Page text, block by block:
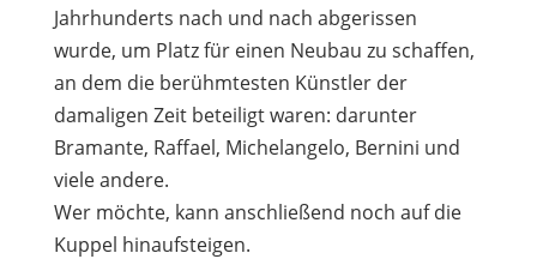
Jahrhunderts nach und nach abgerissen
wurde, um Platz für einen Neubau zu schaffen,
an dem die berühmtesten Künstler der
damaligen Zeit beteiligt waren: darunter
Bramante, Raffael, Michelangelo, Bernini und
viele andere.
Wer möchte, kann anschließend noch auf die
Kuppel hinaufsteigen.